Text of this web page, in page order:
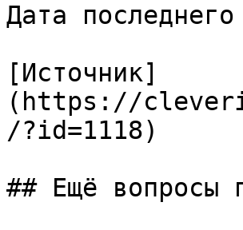
Дата
[Источник]
(https://
/?id=1118)
## Ещё вопросы